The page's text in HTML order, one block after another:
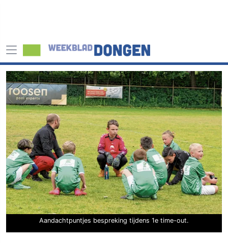
Aandachtpuntjes bespreking tijdens 1e time-out.